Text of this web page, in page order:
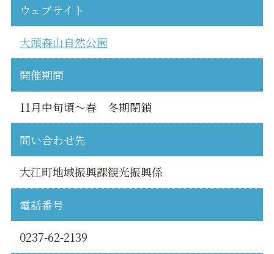
ウェブサイト
大頭森山自然公園
開催期間
11月中旬頃～春 冬期閉鎖
問い合わせ先
大江町地域振興課観光振興係
電話番号
0237-62-2139